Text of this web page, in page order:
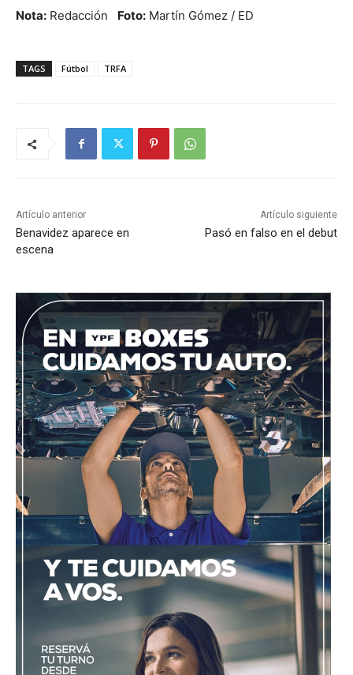
Nota: Redacción Foto: Martín Gómez / ED
TAGS Fútbol TRFA
Artículo anterior
Benavidez aparece en
escena
Artículo siguiente
Pasó en falso en el debut